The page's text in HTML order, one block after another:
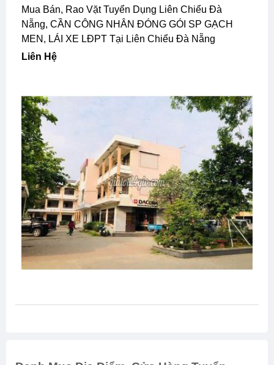
Mua Bán, Rao Vặt Tuyển Dụng Liên Chiểu Đà
Nẵng, CẦN CÔNG NHÂN ĐÓNG GÓI SP GẠCH
MEN, LÁI XE LĐPT Tại Liên Chiểu Đà Nẵng
Liên Hệ